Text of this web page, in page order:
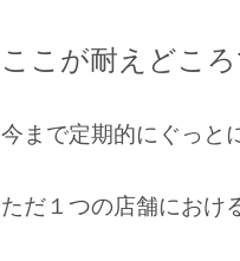
ここが耐えどこ
今まで定期的にぐっと
ただ１つの店舗におけ